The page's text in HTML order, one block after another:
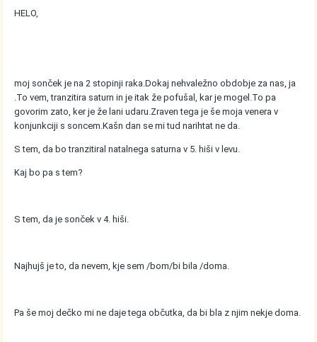
HELO,
moj sonček je na 2 stopinji raka.Dokaj nehvaležno obdobje za nas, ja
.To vem, tranzitira saturn in je itak že pofušal, kar je mogel.To pa
govorim zato, ker je že lani udaru.Zraven tega je še moja venera v
konjunkciji s soncem.Kašn dan se mi tud narihtat ne da.
S tem, da bo tranzitiral natalnega saturna v 5. hiši v levu.
Kaj bo pa s tem?
S tem, da je sonček v 4. hiši.
Najhujš je to, da nevem, kje sem /bom/bi bila /doma.
Pa še moj dečko mi ne daje tega občutka, da bi bla z njim nekje doma.